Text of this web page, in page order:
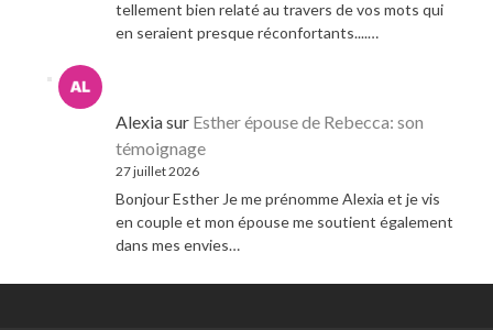
tellement bien relaté au travers de vos mots qui
en seraient presque réconfortants....…
Alexiasur Esther épouse de Rebecca: son
témoignage
27 juillet 2026
Bonjour Esther Je me prénomme Alexia et je vis
en couple et mon épouse me soutient également
dans mes envies…